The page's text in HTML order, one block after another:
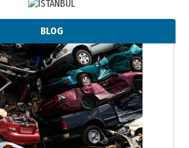
BLOG